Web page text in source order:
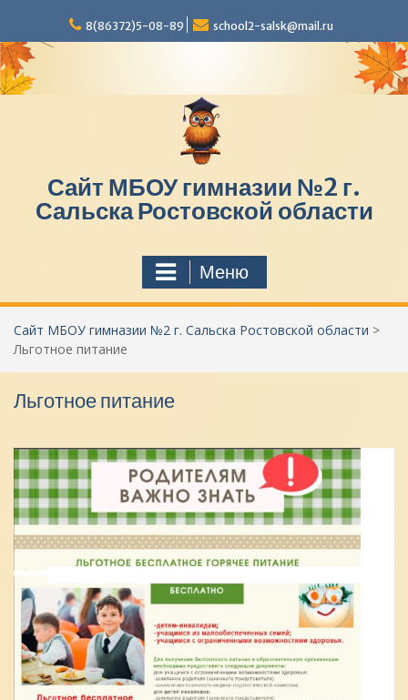
р
е
й
8(86372)5-08-89 school2-salsk@mail.ru
Сайт МБОУ гимназии №2 г.
Сальска Ростовской области
Меню
Сайт МБОУ гимназии №2 г. Сальска Ростовской области >
Льготное питание
Льготное питание